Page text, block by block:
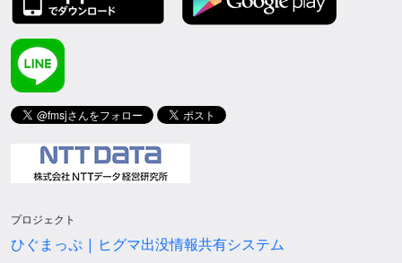
プロジェクト
ひぐまっぷ | ヒグマ出没情報共有システム